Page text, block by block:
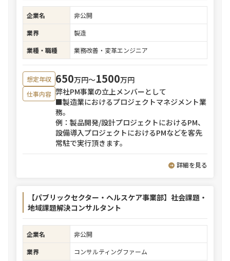
企業名
非公開
業界
製造
業種・職種
業務改善・変革エンジニア
想定年収 650万円〜1500万円
仕事内容 弊社PM事業の立上メンバーとして
■製造業におけるプロジェクトマネジメント業
務。
例：製品開発/設計プロジェクトにおけるPM、
設備導入プロジェクトにおけるPMなどを客先
常駐で実行頂きます。
詳細を見る
【パブリックセクター・ヘルスケア事業部】社会課題・
地域課題解決コンサルタント
企業名
非公開
業界
コンサルティングファーム